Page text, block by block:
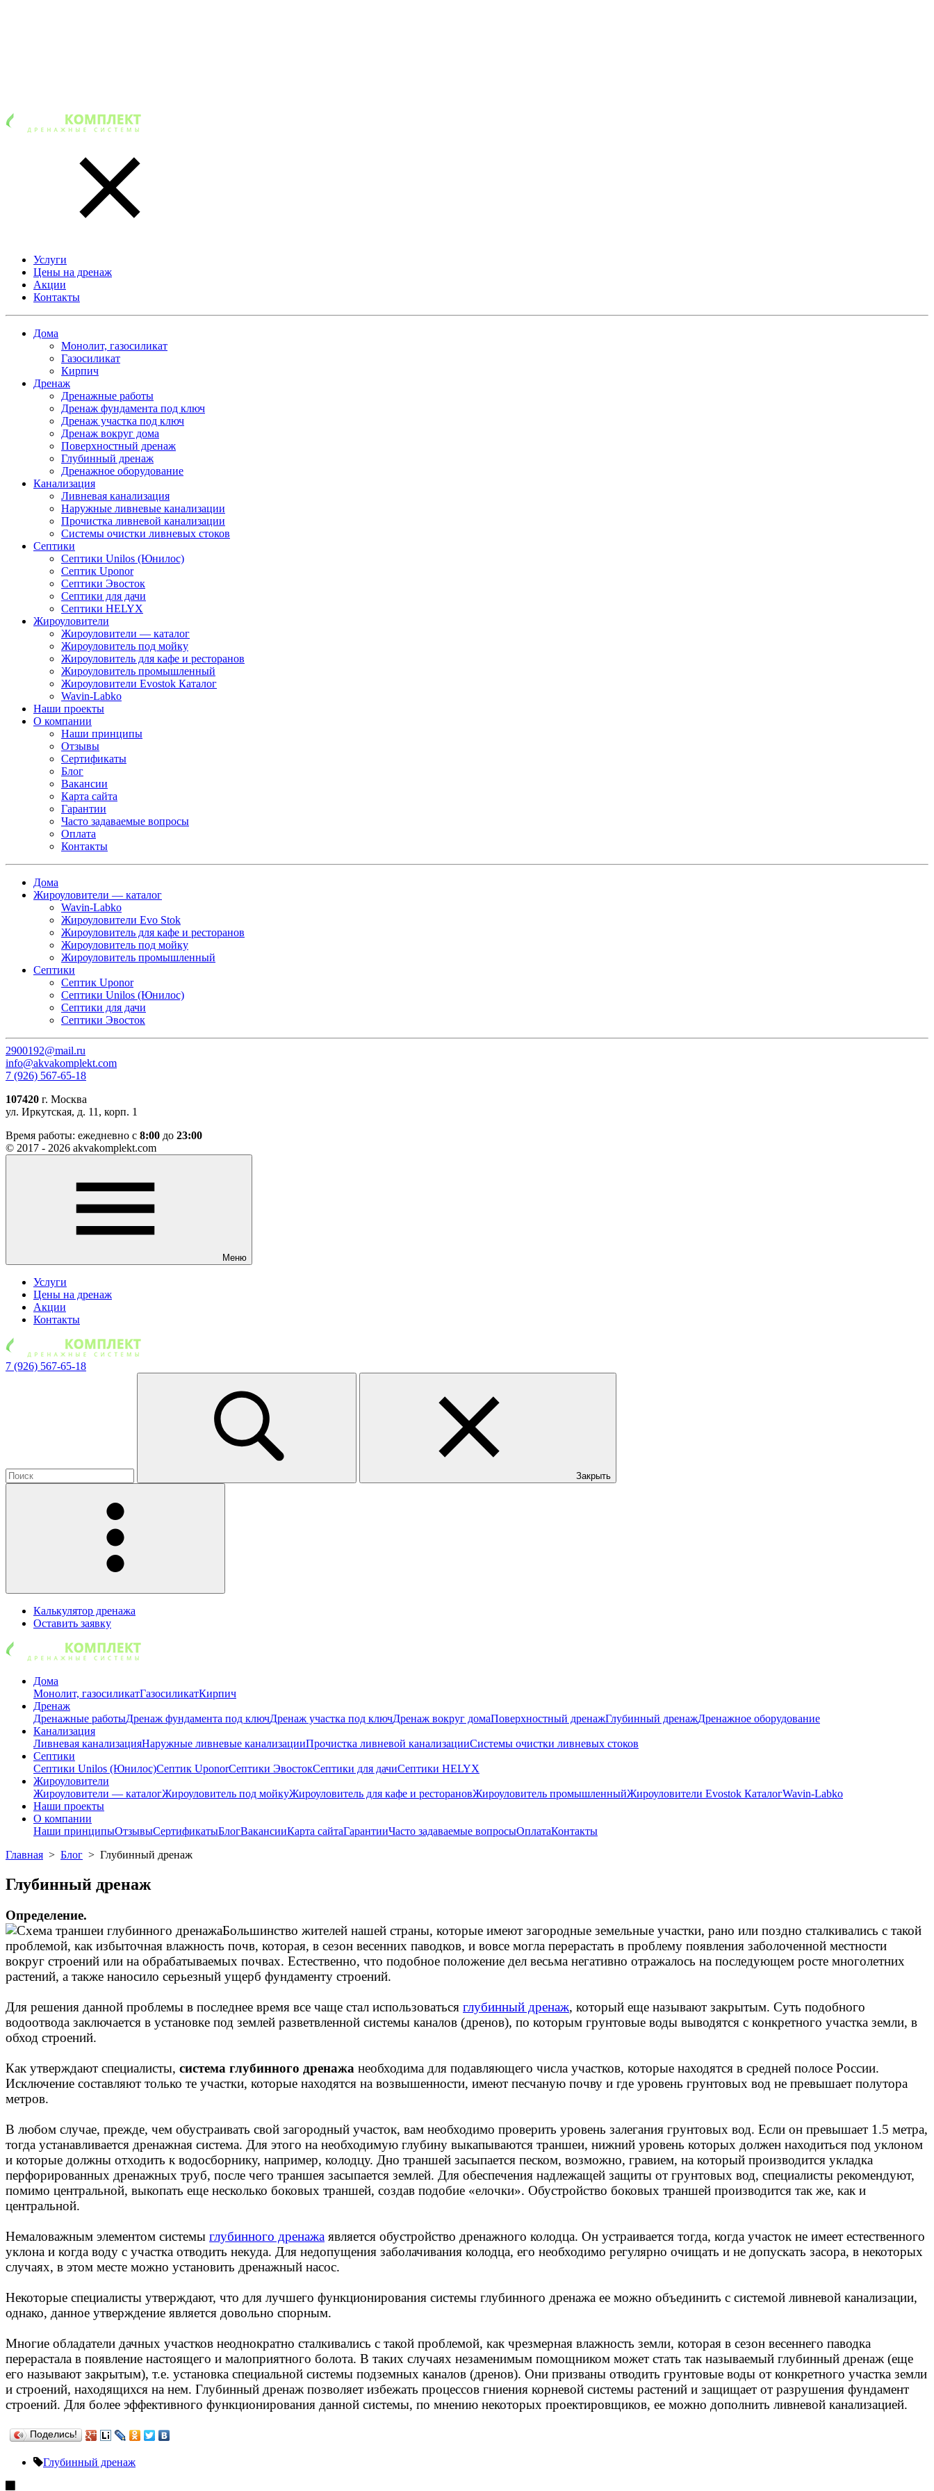
Услуги
Цены на дренаж
Акции
Контакты
Дома
Монолит, газосиликат
Газосиликат
Кирпич
Дренаж
Дренажные работы
Дренаж фундамента под ключ
Дренаж участка под ключ
Дренаж вокруг дома
Поверхностный дренаж
Глубинный дренаж
Дренажное оборудование
Канализация
Ливневая канализация
Наружные ливневые канализации
Прочистка ливневой канализации
Системы очистки ливневых стоков
Септики
Септики Unilos (Юнилос)
Септик Uponor
Септики Эвосток
Септики для дачи
Септики HELYX
Жироуловители
Жироуловители — каталог
Жироуловитель под мойку
Жироуловитель для кафе и ресторанов
Жироуловитель промышленный
Жироуловители Evostok Каталог
Wavin-Labko
Наши проекты
О компании
Наши принципы
Отзывы
Сертификаты
Блог
Вакансии
Карта сайта
Гарантии
Часто задаваемые вопросы
Оплата
Контакты
Дома
Жироуловители — каталог
Wavin-Labko
Жироуловители Evo Stok
Жироуловитель для кафе и ресторанов
Жироуловитель под мойку
Жироуловитель промышленный
Септики
Септик Uponor
Септики Unilos (Юнилос)
Септики для дачи
Септики Эвосток
2900192@mail.ru
info@akvakomplekt.com
7 (926) 567-65-18
107420 г. Москва
ул. Иркутская, д. 11, корп. 1
Время работы: ежедневно с 8:00 до 23:00
© 2017 - 2026 akvakomplekt.com
Меню
Услуги
Цены на дренаж
Акции
Контакты
7 (926) 567-65-18
Закрыть
Калькулятор дренажа
Оставить заявку
Дома
Монолит, газосиликатГазосиликатКирпич
Дренаж
Дренажные работыДренаж фундамента под ключДренаж участка под ключДренаж вокруг домаПоверхностный дренажГлубинный дренажДренажное оборудование
Канализация
Ливневая канализацияНаружные ливневые канализацииПрочистка ливневой канализацииСистемы очистки ливневых стоков
Септики
Септики Unilos (Юнилос)Септик UponorСептики ЭвостокСептики для дачиСептики HELYX
Жироуловители
Жироуловители — каталогЖироуловитель под мойкуЖироуловитель для кафе и ресторановЖироуловитель промышленныйЖироуловители Evostok КаталогWavin-Labko
Наши проекты
О компании
Наши принципыОтзывыСертификатыБлогВакансииКарта сайтаГарантииЧасто задаваемые вопросыОплатаКонтакты
Главная > Блог > Глубинный дренаж
Глубинный дренаж
Определение.
Большинство жителей нашей страны, которые имеют загородные земельные участки, рано или поздно сталкивались с такой
проблемой, как избыточная влажность почв, которая, в сезон весенних паводков, и вовсе могла перерастать в проблему появления заболоченной местности
вокруг строений или на обрабатываемых почвах. Естественно, что подобное положение дел весьма негативно отражалось на последующем росте многолетних
растений, а также наносило серьезный ущерб фундаменту строений.
Для решения данной проблемы в последнее время все чаще стал использоваться глубинный дренаж, который еще называют закрытым. Суть подобного
водоотвода заключается в установке под землей разветвленной системы каналов (дренов), по которым грунтовые воды выводятся с конкретного участка земли, в
обход строений.
Как утверждают специалисты, система глубинного дренажа необходима для подавляющего числа участков, которые находятся в средней полосе России.
Исключение составляют только те участки, которые находятся на возвышенности, имеют песчаную почву и где уровень грунтовых вод не превышает полутора
метров.
В любом случае, прежде, чем обустраивать свой загородный участок, вам необходимо проверить уровень залегания грунтовых вод. Если он превышает 1.5 метра,
тогда устанавливается дренажная система. Для этого на необходимую глубину выкапываются траншеи, нижний уровень которых должен находиться под уклоном
и которые должны отходить к водосборнику, например, колодцу. Дно траншей засыпается песком, возможно, гравием, на который производится укладка
перфорированных дренажных труб, после чего траншея засыпается землей. Для обеспечения надлежащей защиты от грунтовых вод, специалисты рекомендуют,
помимо центральной, выкопать еще несколько боковых траншей, создав подобие «елочки». Обустройство боковых траншей производится так же, как и
центральной.
Немаловажным элементом системы глубинного дренажа является обустройство дренажного колодца. Он устраивается тогда, когда участок не имеет естественного
уклона и когда воду с участка отводить некуда. Для недопущения заболачивания колодца, его необходимо регулярно очищать и не допускать засора, в некоторых
случаях, в этом месте можно установить дренажный насос.
Некоторые специалисты утверждают, что для лучшего функционирования системы глубинного дренажа ее можно объединить с системой ливневой канализации,
однако, данное утверждение является довольно спорным.
Многие обладатели дачных участков неоднократно сталкивались с такой проблемой, как чрезмерная влажность земли, которая в сезон весеннего паводка
перерастала в появление настоящего и малоприятного болота. В таких случаях незаменимым помощником может стать так называемый глубинный дренаж (еще
его называют закрытым), т.е. установка специальной системы подземных каналов (дренов). Они призваны отводить грунтовые воды от конкретного участка земли
и строений, находящихся на нем. Глубинный дренаж позволяет избежать процессов гниения корневой системы растений и защищает от разрушения фундамент
строений. Для более эффективного функционирования данной системы, по мнению некоторых проектировщиков, ее можно дополнить ливневой канализацией.
Поделись!
Глубинный дренаж